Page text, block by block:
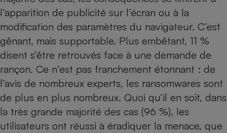
l’apparition de publicité sur l’écran ou à la
modification des paramètres du navigateur. C’est
gênant, mais supportable. Plus embêtant, 11 %
disent s’être retrouvés face à une demande de
rançon. Ce n’est pas franchement étonnant : de
l’avis de nombreux experts, les ransomwares sont
de plus en plus nombreux. Quoi qu’il en soit, dans
la très grande majorité des cas (96 %), les
utilisateurs ont réussi à éradiquer la menace, que